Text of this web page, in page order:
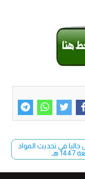
في تحديث المواد
هـ